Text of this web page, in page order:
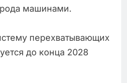
машинами.
перехватывающих
до конца 2028